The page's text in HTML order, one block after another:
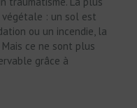
: un sol est
ou un incendie, la
ce ne sont plus
grâce à